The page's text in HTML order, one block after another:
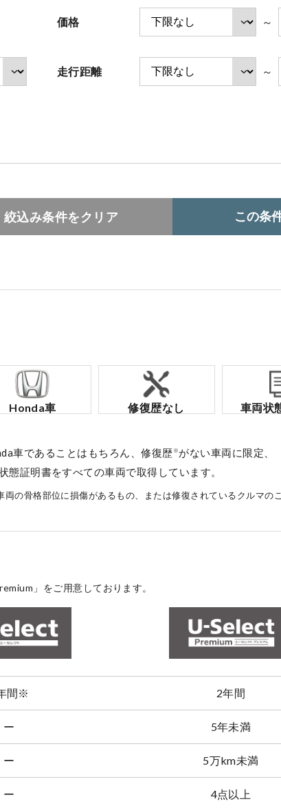
点検・整備のご予約
コーポレートサイト
舗へのお問い合わせ
価格 ～
走行距離 ～
絞込み条件をクリア この条
Honda車 修復歴なし 車両状
車であることはもちろん、修復歴 ※ がない車両に限定、
態証明書をすべての車両で取得しています。
の骨格部位に損傷があるもの、または修復されているクルマの
」をご用意しております。
間※ 2年間
ー 5年未満
ー 5万km未満
ー 4点以上